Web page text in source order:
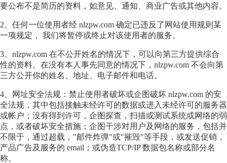
要公布不是简历的资料，如意见、通知、商业广告或其他内容。
2、任何一位使用者经 nlzpw.com 确定已违反了网站使用规则某
一项规定， 我们将暂停或终止对该使用者的服务。
3、nlzpw.com 在不公开姓名的情况下，可以向第三方提供综合
性的资料。在没有本人事先同意的情况下，nlzpw.com 不会向第
三方公开你的姓名、地址、电子邮件和电话。
4、网址安全法规：禁止使用者破坏或企图破坏 nlzpw.com 的安
全法规，其中包括接触未经许可的数据或进入未经许可的服务器
或帐户；没有得到许可，企图探查，扫描或测试系统或网络的弱
点，或者破坏安全措施；企图干涉对用户及网络的服务，包括并
不限于，通过超载，"邮件炸弹"或"摧毁"等手段，或发送促销，
产品广告及服务的 email；或伪造TCP/IP 数据包名称或部分名
称。